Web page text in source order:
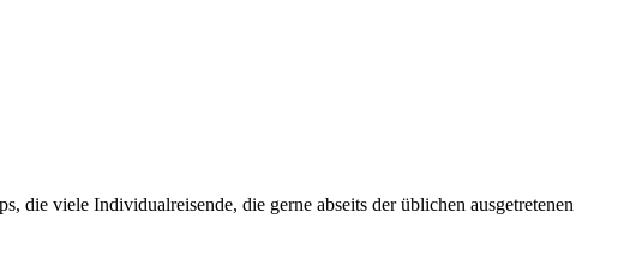
die viele Individualreisende, die gerne abseits der üblichen ausgetretenen